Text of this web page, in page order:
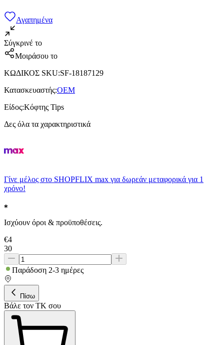
Αγαπημένα
Σύγκρινέ το
Μοιράσου το
ΚΩΔΙΚΟΣ SKU:SF-18187129
Κατασκευαστής:OEM
Είδος:Κόφτης Tips
Δες όλα τα χαρακτηριστικά
Γίνε μέλος στο SHOPFLIX max για δωρεάν μεταφορικά για 1
χρόνο!
Ισχύουν όροι & προϋποθέσεις.
€4
30
Παράδοση 2-3 ημέρες
Πίσω
Βάλε τον ΤΚ σου